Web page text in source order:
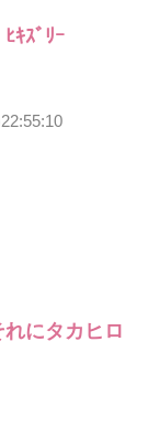
ｷｽﾞﾘｰ
にタカヒロ